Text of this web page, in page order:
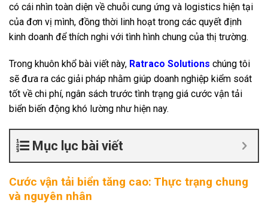
có cái nhìn toàn diện về chuỗi cung ứng và logistics hiện tại
của đơn vị mình, đồng thời linh hoạt trong các quyết định
kinh doanh để thích nghi với tình hình chung của thị trường.
Trong khuôn khổ bài viết này, Ratraco Solutions chúng tôi
sẽ đưa ra các giải pháp nhằm giúp doanh nghiệp kiểm soát
tốt về chi phí, ngân sách trước tình trạng giá cước vận tải
biển biến động khó lường như hiện nay.
Mục lục bài viết
Cước vận tải biển tăng cao: Thực trạng chung
và nguyên nhân